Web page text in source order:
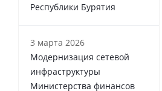
Республики Бурятия
3 марта 2026
Модернизация сетевой
инфраструктуры
Министерства финансов